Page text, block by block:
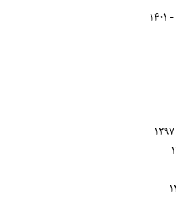
- ۱۴۰۱